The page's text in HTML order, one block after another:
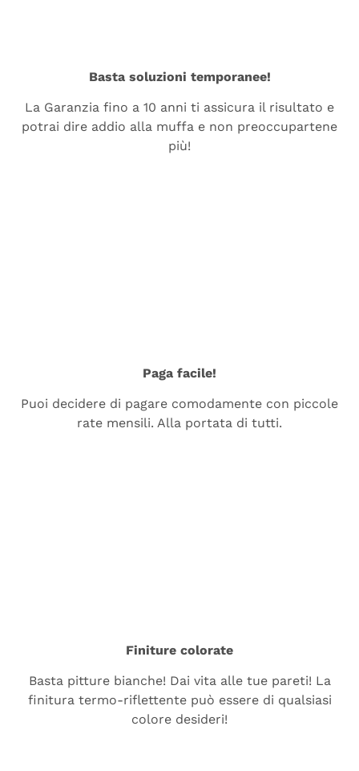
Basta soluzioni temporanee!
La Garanzia fino a 10 anni ti assicura il risultato e
potrai dire addio alla muffa e non preoccupartene
più!
Paga facile!
Puoi decidere di pagare comodamente con piccole
rate mensili. Alla portata di tutti.
Finiture colorate
Basta pitture bianche! Dai vita alle tue pareti! La
finitura termo-riflettente può essere di qualsiasi
colore desideri!